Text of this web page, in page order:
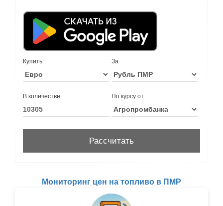
Купить За
В количестве По курсу от
Мониторинг цен на топливо в ПМР